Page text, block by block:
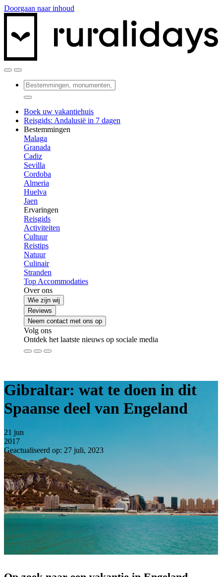
Doorgaan naar inhoud
Boek uw vakantiehuis
Reisgids: Andalusië in 7 dagen
Bestemmingen
Malaga
Granada
Cadiz
Sevilla
Cordoba
Almeria
Huelva
Jaen
Ervaringen
Reisgids
Activiteiten
Cultuur
Reistips
Natuur
Culinair
Stranden
Top Accommodaties
Over ons
Wie zijn wij
Reviews
Neem contact met ons op
Volg ons
Ontdek het laatste nieuws op sociale media
Gibraltar: wat te doen in dit
Spaanse deel van Engeland
21 jun
2017
Geactualiseerd op: 27 juli, 2023